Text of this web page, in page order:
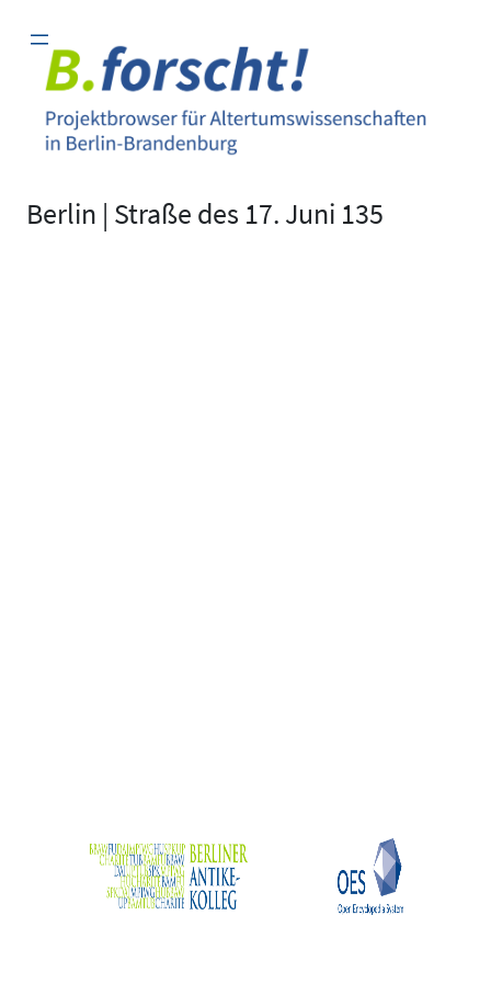
Inhalt
springen
Berlin | Straße des 17. Juni 135